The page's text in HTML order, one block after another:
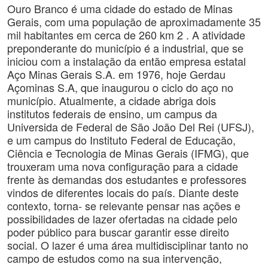
Ouro Branco é uma cidade do estado de Minas
Gerais, com uma população de aproximadamente 35
mil habitantes em cerca de 260 km 2 . A atividade
preponderante do município é a industrial, que se
iniciou com a instalação da então empresa estatal
Aço Minas Gerais S.A. em 1976, hoje Gerdau
Açominas S.A, que inaugurou o ciclo do aço no
município. Atualmente, a cidade abriga dois
institutos federais de ensino, um campus da
Universida de Federal de São João Del Rei (UFSJ),
e um campus do Instituto Federal de Educação,
Ciência e Tecnologia de Minas Gerais (IFMG), que
trouxeram uma nova configuração para a cidade
frente às demandas dos estudantes e professores
vindos de diferentes locais do país. Diante deste
contexto, torna- se relevante pensar nas ações e
possibilidades de lazer ofertadas na cidade pelo
poder público para buscar garantir esse direito
social. O lazer é uma área multidisciplinar tanto no
campo de estudos como na sua intervenção,